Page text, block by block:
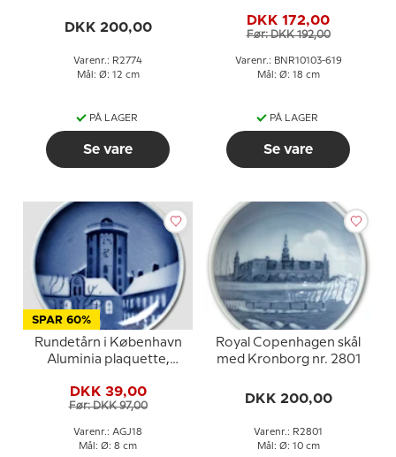
DKK 200,00
Varenr.: R2774
Mål: Ø: 12 cm
PÅ LAGER
Se vare
DKK 172,00
Før: DKK 192,00
Varenr.: BNR10103-619
Mål: Ø: 18 cm
PÅ LAGER
Se vare
SPAR 60%
Rundetårn i København
Aluminia plaquette,
DKK 39,00
Før: DKK 97,00
Varenr.: AGJ18
Mål: Ø: 8 cm
Royal Copenhagen skål
med Kronborg nr. 2801
DKK 200,00
Varenr.: R2801
Mål: Ø: 10 cm